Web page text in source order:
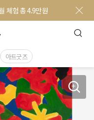
체험 총 4.9만원
아트굿즈